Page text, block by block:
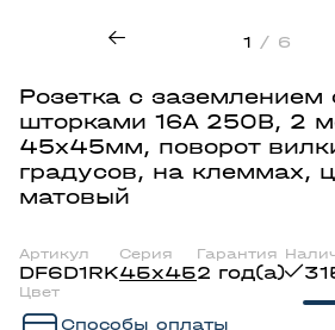
1 / 6
Розетка с
шторками 16А 250В, 2
45х45мм, поворот
градусов, на клеммах,
матовый
Артикул
DF6D1RK
Серия
45х45
Гарантия
2 год(а)
Цвет
Способы оплаты